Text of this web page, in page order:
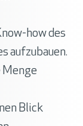
how des
aufzubauen.
Menge
Blick